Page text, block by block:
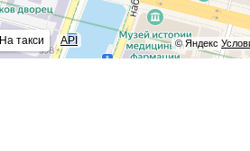
© Яндекс
На такси API